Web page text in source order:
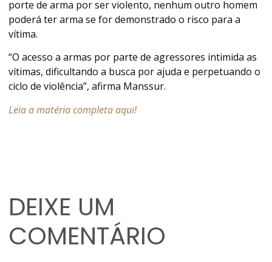
porte de arma por ser violento, nenhum outro homem
poderá ter arma se for demonstrado o risco para a
vítima.
“O acesso a armas por parte de agressores intimida as
vítimas, dificultando a busca por ajuda e perpetuando o
ciclo de violência”, afirma Manssur.
Leia a matéria completa aqui!
DEIXE UM
COMENTÁRIO